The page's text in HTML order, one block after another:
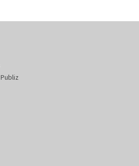
Publiz